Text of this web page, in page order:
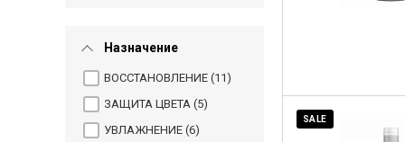
Назначение
ВОССТАНОВЛЕНИЕ (11)
ЗАЩИТА ЦВЕТА (5)
УВЛАЖНЕНИЕ (6)
SALE